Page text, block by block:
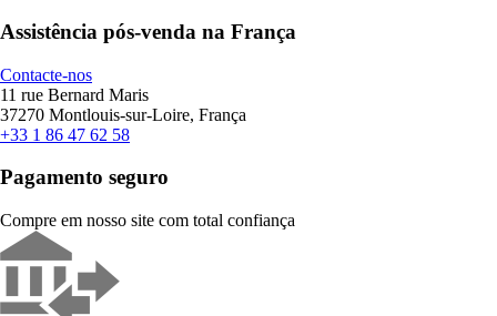
Assistência pós-venda na França
Contacte-nos
11 rue Bernard Maris
37270 Montlouis-sur-Loire, França
+33 1 86 47 62 58
Pagamento seguro
Compre em nosso site com total confiança